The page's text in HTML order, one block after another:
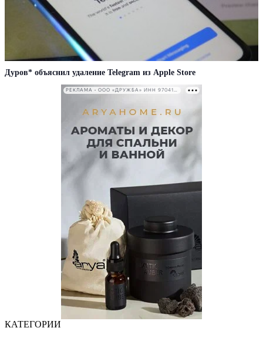
Дуров* объяснил удаление Telegram из Apple Store
РЕКЛАМА • ООО «ДРУЖБА» ИНН 9704146411
КАТЕГОРИИ